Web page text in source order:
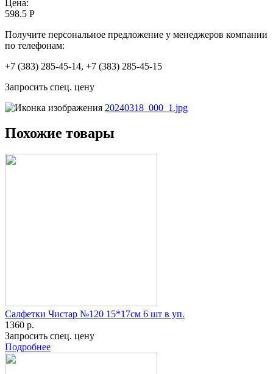
Цена:
598.5 Р
Получите персональное предложение у менеджеров компании
по телефонам:
+7 (383) 285-45-14, +7 (383) 285-45-15
Запросить спец. цену
20240318_000_1.jpg
Похожие товары
Салфетки Чистар №120 15*17см 6 шт в уп.
1360 р.
Запросить спец. цену
Подробнее